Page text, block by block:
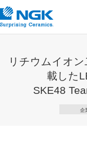
リチウムイオ
載した
SKE48
企